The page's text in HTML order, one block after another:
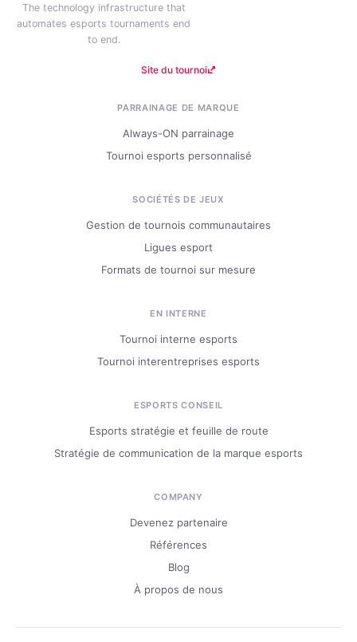
The technology infrastructure that
automates esports tournaments end
to end.
Site du tournoi
PARRAINAGE DE MARQUE
Always-ON parrainage
Tournoi esports personnalisé
SOCIÉTÉS DE JEUX
Gestion de tournois communautaires
Ligues esport
Formats de tournoi sur mesure
EN INTERNE
Tournoi interne esports
Tournoi interentreprises esports
ESPORTS CONSEIL
Esports stratégie et feuille de route
Stratégie de communication de la marque esports
COMPANY
Devenez partenaire
Références
Blog
À propos de nous